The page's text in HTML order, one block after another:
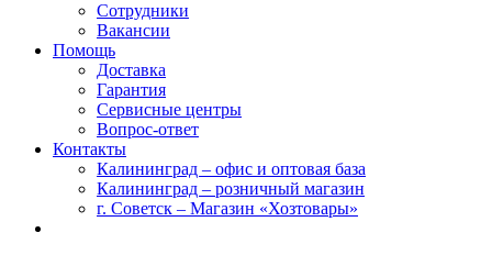
Сотрудники
Вакансии
Помощь
Доставка
Гарантия
Сервисные центры
Вопрос-ответ
Контакты
Калининград – офис и оптовая база
Калининград – розничный магазин
г. Советск – Магазин «Хозтовары»